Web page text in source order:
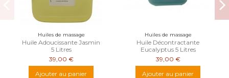
Huiles de massage
Huile Adoucissante Jasmin
5 Litres
39,00 €
Ajouter au panier
Huiles de massage
Huile Décontractante
Eucalyptus 5 Litres
39,00 €
Ajouter au panier